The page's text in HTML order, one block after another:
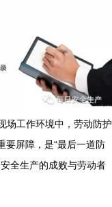
场工作环境中，劳动防护
要屏障，是“最后一道防
全生产的成败与劳动者